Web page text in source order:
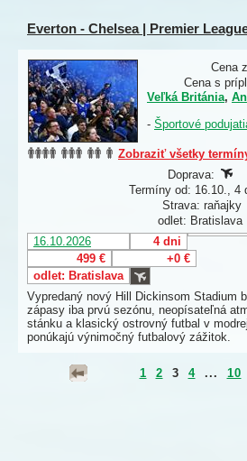
Everton - Chelsea | Premier
Cena
Cena s
Veľká Británia,
- Športové
Zobraziť všetky
Doprava:
Termíny od: 16.10., 4
Strava: raňajky
odlet: Bratislava
16.10.2026
4 dni
499 €
+0 €
odlet: Bratislava
Vypredaný nový Hill Dickinsom Stadium
zápasy iba prvú sezónu, neopísateľná
stánku a klasický ostrovný futbal v
ponúkajú výnimočný futbalový zážitok.
1 2 3 4... 10